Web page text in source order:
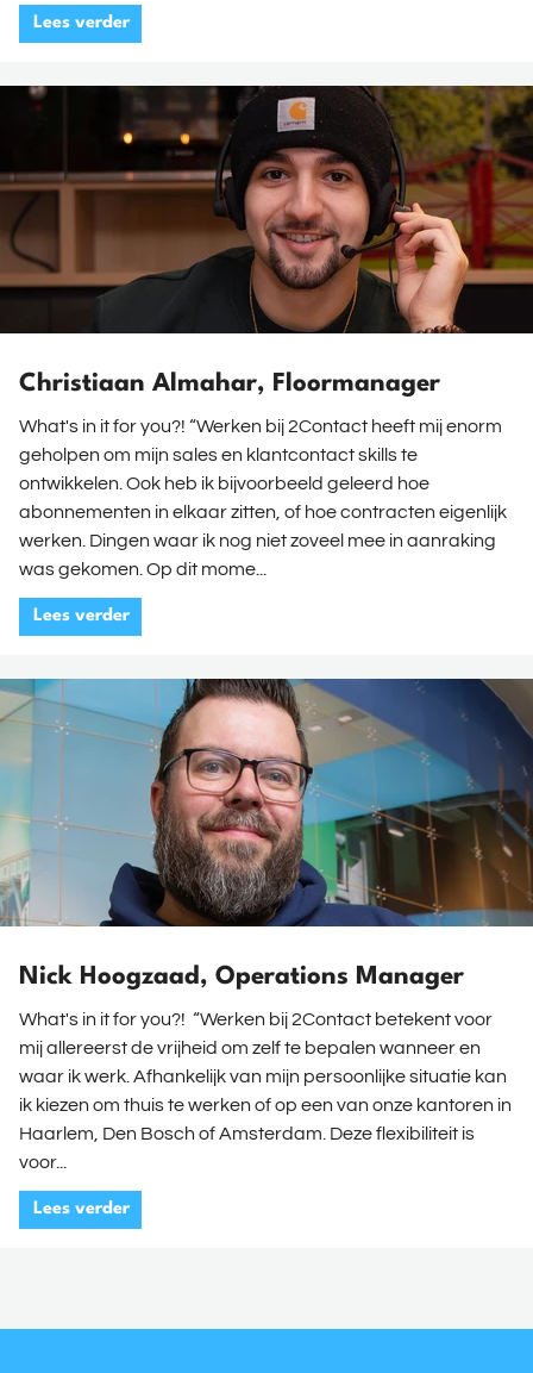
Lees verder
Christiaan Almahar, Floormanager
What's in it for you?! “Werken bij 2Contact heeft mij enorm
geholpen om mijn sales en klantcontact skills te
ontwikkelen. Ook heb ik bijvoorbeeld geleerd hoe
abonnementen in elkaar zitten, of hoe contracten eigenlijk
werken. Dingen waar ik nog niet zoveel mee in aanraking
was gekomen. Op dit mome...
Lees verder
Nick Hoogzaad, Operations Manager
What's in it for you?! “Werken bij 2Contact betekent voor
mij allereerst de vrijheid om zelf te bepalen wanneer en
waar ik werk. Afhankelijk van mijn persoonlijke situatie kan
ik kiezen om thuis te werken of op een van onze kantoren in
Haarlem, Den Bosch of Amsterdam. Deze flexibiliteit is
voor...
Lees verder